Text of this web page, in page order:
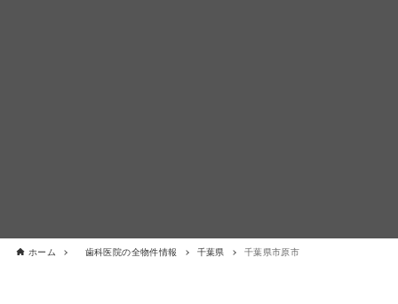
ホーム 歯科医院の全物件情報 千葉県 千葉県市原市